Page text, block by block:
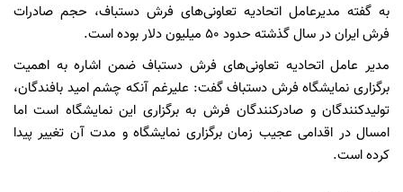
به گفته مدیرعامل اتحادیه تعاونی‌های فرش دستباف، حجم صادرات
فرش ایران در سال گذشته حدود ۵۰ میلیون دلار بوده است.
مدیر عامل اتحادیه تعاونی‌های فرش دستباف ضمن اشاره به اهمیت
برگزاری نمایشگاه فرش دستباف گفت: علیرغم آنکه چشم امید بافندگان،
تولیدکنندگان و صادرکنندگان فرش به برگزاری این نمایشگاه است اما
امسال در اقدامی عجیب زمان برگزاری نمایشگاه و مدت آن تغییر پیدا
کرده است.